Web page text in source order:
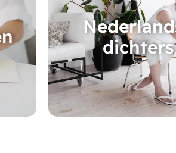
dichters